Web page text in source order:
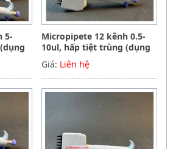
5-
Micropipete 12 kênh 0.5-
10ul, hấp tiệt trùng (dụng
cụ hút mẫu, chất lỏng),
Hãng Phoenix instrument
Germany
Giá: Liên hệ